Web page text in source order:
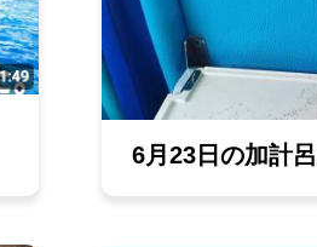
6月23日の加計